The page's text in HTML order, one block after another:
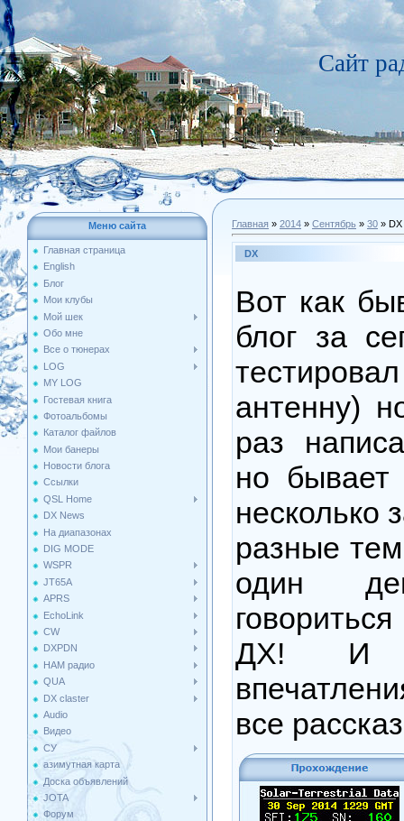
Сайт
Меню сайта
Главная страница
English
Блог
Мои клубы
Мой шек
Обо мне
Все о тюнерах
LOG
MY LOG
Гостевая книга
Фотоальбомы
Каталог файлов
Мои банеры
Новости блога
Ссылки
QSL Home
DX News
На диапазонах
DIG MODE
WSPR
JT65A
APRS
EchoLink
CW
DXPDN
HAM радио
QUA
DX claster
Audio
Видео
СУ
азимутная карта
Доска объявлений
JOTA
Форум
Главная » 2014 » Сентябрь » 30 » DX
DX
Вот как
блог за
антенну)
раз
но
несколько
разные
один
ДХ! И
все